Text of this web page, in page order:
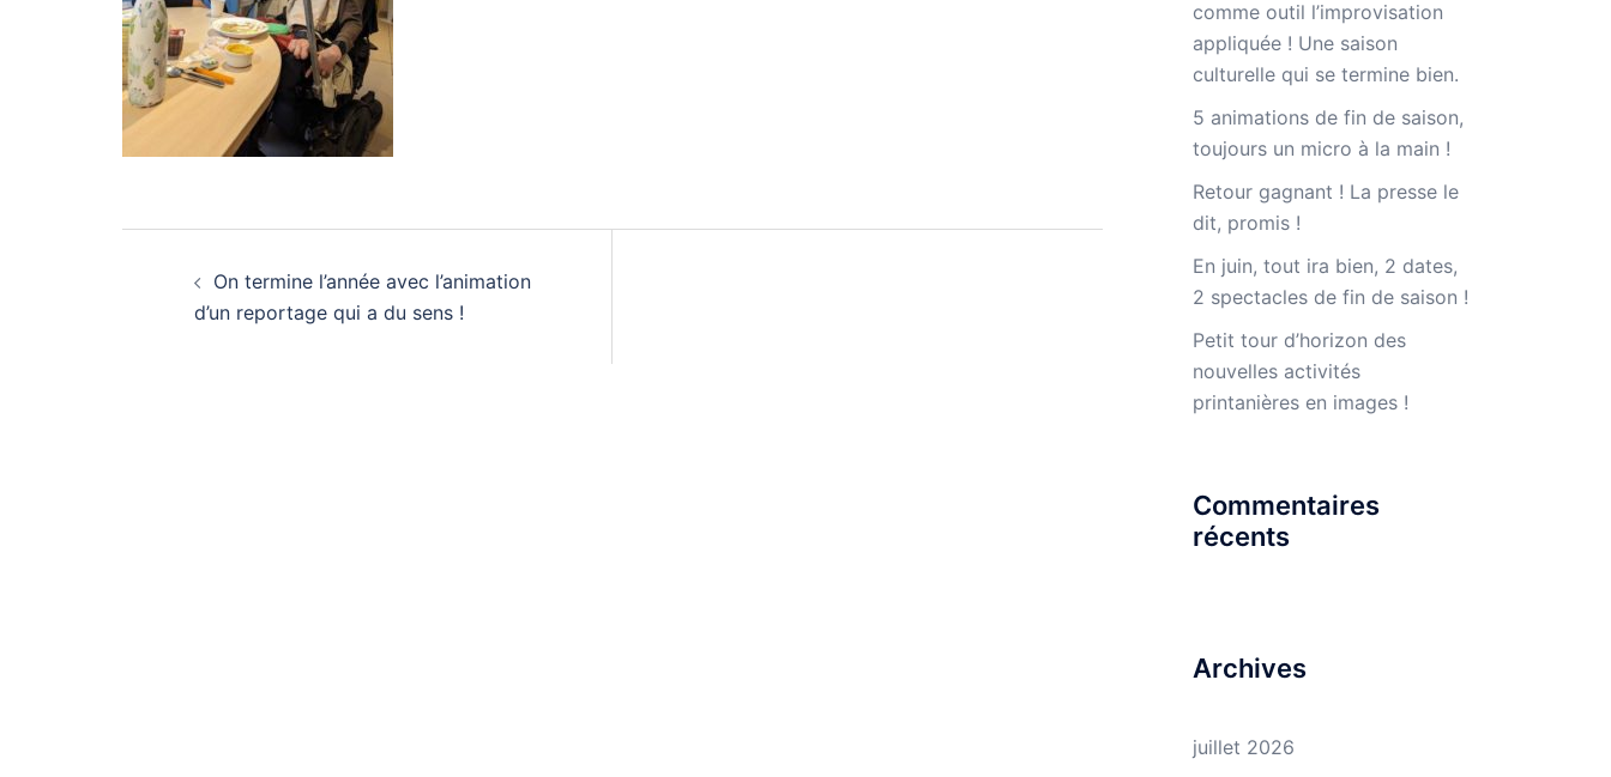
d’article
On termine l’année avec l’animation
d’un reportage qui a du sens !
comme outil l’improvisation
appliquée ! Une saison
culturelle qui se termine bien.
5 animations de fin de saison,
toujours un micro à la main !
Retour gagnant ! La presse le
dit, promis !
En juin, tout ira bien, 2 dates,
2 spectacles de fin de saison !
Petit tour d’horizon des
nouvelles activités
printanières en images !
Commentaires
récents
Archives
juillet 2026